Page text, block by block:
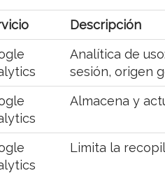
Descripción
Analítica de
sesión, origen
Almacena y
Limita la